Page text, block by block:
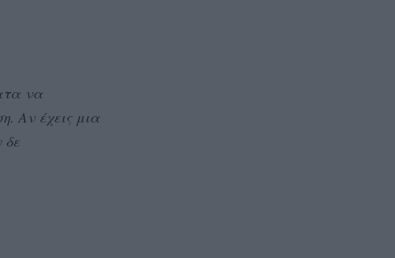
να
Αν έχεις μια
δε